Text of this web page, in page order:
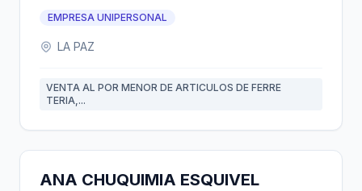
EMPRESA UNIPERSONAL
LA PAZ
VENTA AL POR MENOR DE ARTICULOS DE FERRE
TERIA,...
ANA CHUQUIMIA ESQUIVEL